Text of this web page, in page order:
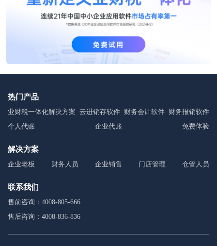
热门产品
业财税一体化解决方案 云进销存软件 财务会计软件 财务报销软件
个人代账
企业代账 免费体验
解决方案
企业老板 财务人员 企业销售 门店管理 仓管人员
联系我们
售前咨询：4008-805-666
售后咨询：4008-836-836